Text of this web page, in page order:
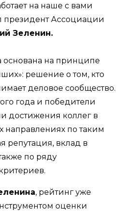
на наше с вами
президент Ассоциации
Зеленин.
основана на принципе
решение о том, кто
деловое сообщество.
года и победители
достижения коллег в
направлениях по таким
репутация, вклад в
по ряду
, рейтинг уже
оценки